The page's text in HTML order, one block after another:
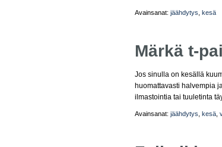
Avainsanat: jäähdytys kesä
Märkä t-
Jos sinulla on kesällä
huomattavasti halvempia
ilmastointia tai tuuletinta
Avainsanat: jäähdytys kesä